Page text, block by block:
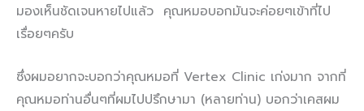
มองเห็นชัดเจนหายไปแล้ว คุณหมอบอกมันจะค่อยๆเข้าที่ไป
เรื่อยๆครับ
ซึ่งผมอยากจะบอกว่าคุณหมอที่ Vertex Clinic เก่งมาก จากที่
คุณหมอท่านอื่นๆที่ผมไปปรึกษามา (หลายท่าน) บอกว่าเคสผม